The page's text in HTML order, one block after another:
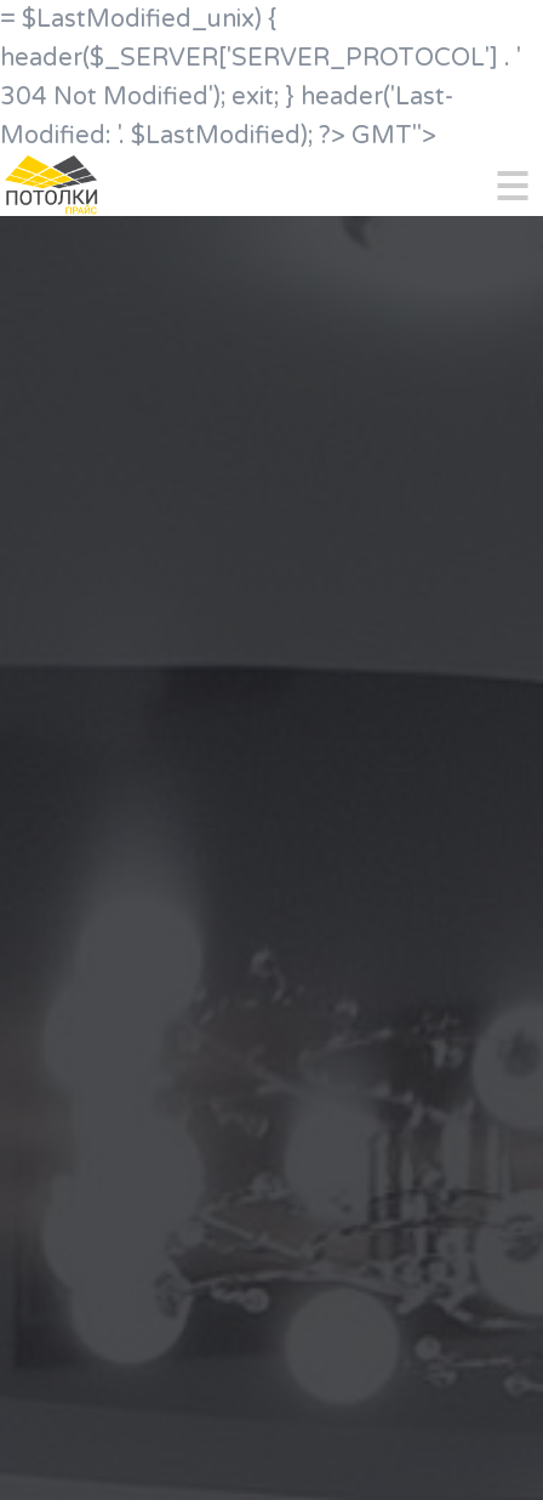
= $LastModified_unix) {
header($_SERVER['SERVER_PROTOCOL'] . '
304 Not Modified'); exit; } header('Last-
Modified: '. $LastModified); ?> GMT">